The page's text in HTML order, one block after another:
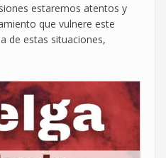
estaremos atentos y
que vulnere este
de estas situaciones,